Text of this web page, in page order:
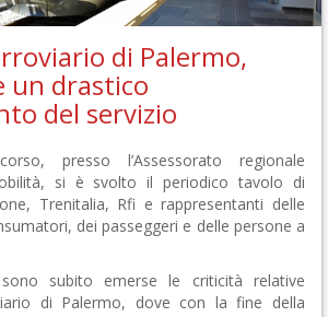
di Palermo,
un drastico
del servizio
presso l’Assessorato regionale
si è svolto il periodico tavolo di
Trenitalia, Rfi e rappresentanti delle
dei passeggeri e delle persone a
subito emerse le criticità relative
di Palermo, dove con la fine della